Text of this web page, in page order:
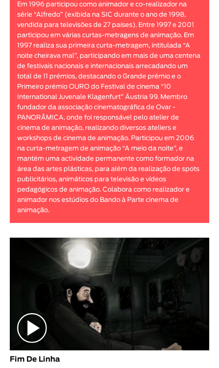
Animar
< / >
GÉNERO
Ficção
Animação
Documentário
Em 1996 participou como animador e co-realizador na
série “Alfredo” (exibida na SIC durante o ano de 1998,
vendida para televisões de 27 países). Entre 1997 e 2001
participou em várias curtas-metragens de animação. Em
1997 realiza sua primeira curta-metragem, intitulada “A
noite cheirava mal”, participando em mais de uma centena
de festivais nacionais e internacionais arrecadando um
total de 11 prémios, destacando o Grande prémio e o
Primeiro prémio OURO do Festival de cinema “10
International Juvenale Klagenfurt” Áustria 99. Membro
fundador da associação cinematográfica de Ovar -
PANORÂMICA, onde foi responsável pelo atelier de
cinema de animação, realizando diversos ateliers e
workshops de cinema de animação. Participou em 2006
na curta-metragem de animação “A meio da noite”, e
mantém uma actividade permanente como formador na
área das artes plásticas, para além da realização de spots
publicitários, animáticos para televisão e vídeos
pedagógicos de animação. Colabora como realizador e
animador nos estúdios do Bando à Parte cinema de
animação.
Fim De Linha